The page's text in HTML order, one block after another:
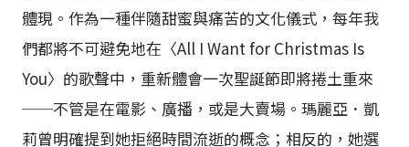
體現。作為一種伴隨甜蜜與痛苦的文化儀式，每年我
們都將不可避免地在〈All I Want for Christmas Is
You〉的歌聲中，重新體會一次聖誕節即將捲土重來
──不管是在電影、廣播，或是大賣場。瑪麗亞．凱
莉曾明確提到她拒絕時間流逝的概念；相反的，她選